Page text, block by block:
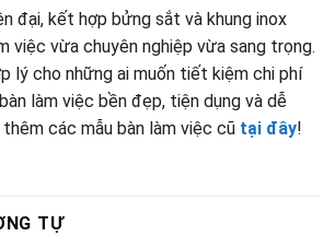
đại, kết hợp bửng sắt và khung inox
việc vừa chuyên nghiệp vừa sang trọng.
lý cho những ai muốn tiết kiệm chi phí
làm việc bền đẹp, tiện dụng và dễ
các mẫu bàn làm việc cũ tại đây!
TỰ